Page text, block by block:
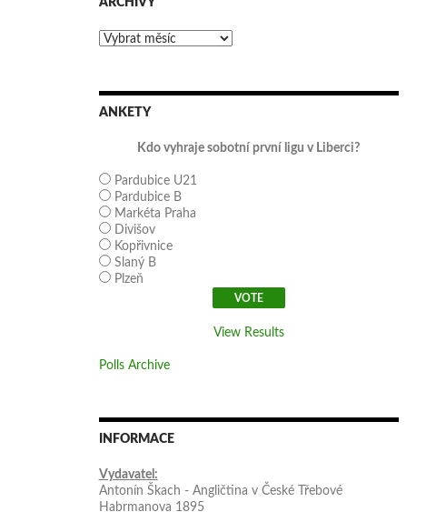
ARCHIVY
Archivy
ANKETY
Kdo vyhraje sobotní první ligu v Liberci?
Pardubice U21
Pardubice B
Markéta Praha
Divišov
Kopřivnice
Slaný B
Plzeň
View Results
Polls Archive
INFORMACE
Vydavatel:
Antonín Škach - Angličtina v České Třebové
Habrmanova 1895